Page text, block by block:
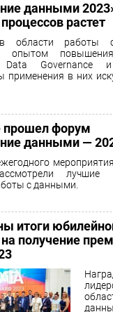
данными
растет
в области работы
опытом
Data Governance
применения в них
прошел форум
данными —
лучшие
с данными.
итоги
на получение